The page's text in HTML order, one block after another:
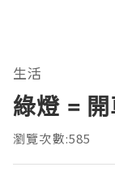
生活
綠燈 =
瀏覽次數:585